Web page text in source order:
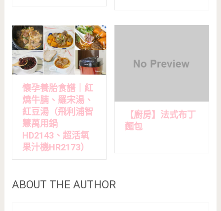
懷孕養胎食譜｜紅
燒牛腩、羅宋湯、
紅豆湯（飛利浦智
慧萬用鍋
HD2143、超活氧
果汁機HR2173）
【廚房】法式布丁
麵包
ABOUT THE AUTHOR